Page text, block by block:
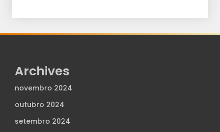
Archives
novembro 2024
outubro 2024
setembro 2024